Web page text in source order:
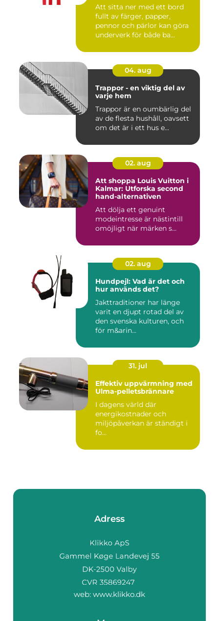
Att sitta ner med ett bord
fullt av färger, papper,
pennor och pärlor kan göra
underverk för både ba...
04. aug
Trappor - en viktig del av
varje hem
Trappor är en oumbärlig del
av de flesta hushåll, oavsett
om det är i ett hus e...
02. aug
Att shoppa Louis Vuitton i
Kalmar: Utforska second
hand-alternativen
Att dölja ett genuint
modeintresse är nästintill
omöjligt när märken s...
02. aug
Hundpejl: Vad är det och
hur används det?
Jakttraditioner har länge
varit en djupt rotad del av
den svenska kulturen, och
för m&arin...
31. jul
Effektiv uppvärmning med
Ulma-pelletsbrännare
I dagens värld där
energikostnader och
miljöpåverkan är ständigt i
fo...
Adress
web: www.klikko.dk